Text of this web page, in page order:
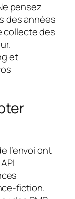
pensez
des années
collecte des
et
l’envoi ont
fiction.